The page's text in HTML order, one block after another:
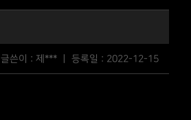
글쓴이 : 제*** ㅣ 등록일 : 2022-12-15